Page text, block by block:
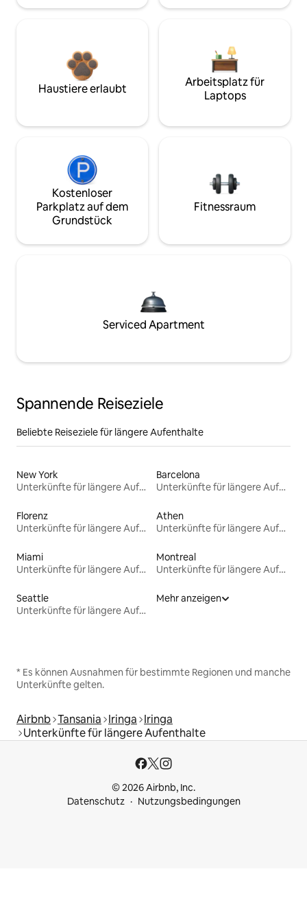
Haustiere erlaubt
Arbeitsplatz für
Laptops
Kostenloser
Parkplatz auf dem
Grundstück
Fitnessraum
Serviced Apartment
Spannende Reiseziele
Beliebte Reiseziele für längere Aufenthalte
New York
Unterkünfte für längere Aufenthalte
Barcelona
Unterkünfte für längere Aufenthalte
Florenz
Unterkünfte für längere Aufenthalte
Athen
Unterkünfte für längere Aufenthalte
Miami
Unterkünfte für längere Aufenthalte
Montreal
Unterkünfte für längere Aufenthalte
Seattle
Unterkünfte für längere Aufenthalte
Mehr anzeigen
* Es können Ausnahmen für bestimmte Regionen und manche
Unterkünfte gelten.
Airbnb Tansania Iringa Iringa
Unterkünfte für längere Aufenthalte
© 2026 Airbnb, Inc.
Datenschutz
Nutzungsbedingungen